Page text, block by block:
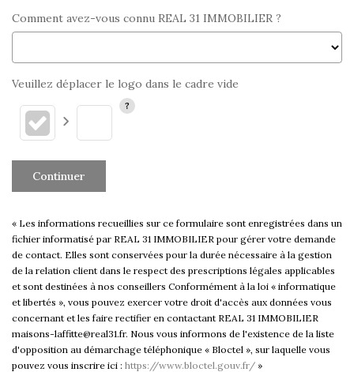
Comment avez-vous connu REAL 31 IMMOBILIER ?
Veuillez déplacer le logo dans le cadre vide
Continuer
« Les informations recueillies sur ce formulaire sont enregistrées dans un
fichier informatisé par REAL 31 IMMOBILIER pour gérer votre demande
de contact. Elles sont conservées pour la durée nécessaire à la gestion
de la relation client dans le respect des prescriptions légales applicables
et sont destinées à nos conseillers Conformément à la loi « informatique
et libertés », vous pouvez exercer votre droit d'accès aux données vous
concernant et les faire rectifier en contactant REAL 31 IMMOBILIER
maisons-laffitte@real31.fr. Nous vous informons de l'existence de la liste
d'opposition au démarchage téléphonique « Bloctel », sur laquelle vous
pouvez vous inscrire ici : https://www.bloctel.gouv.fr/ »